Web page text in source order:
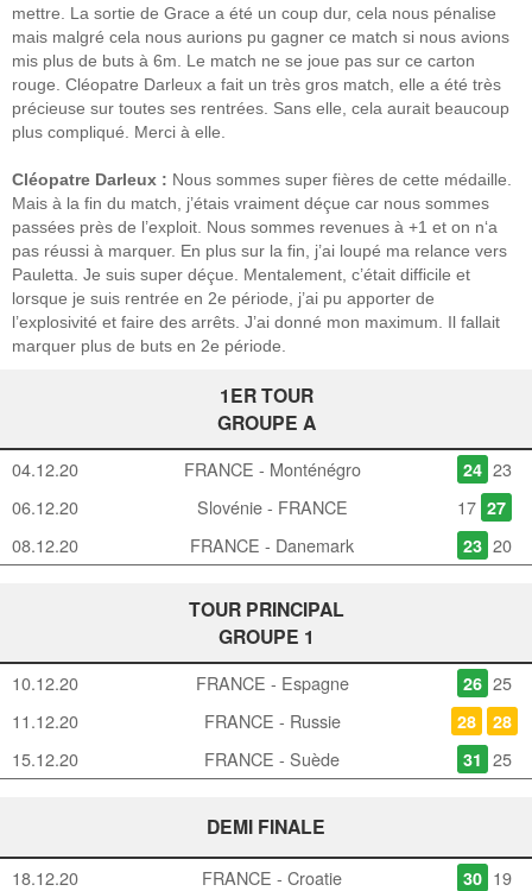
mettre. La sortie de Grace a été un coup dur, cela nous pénalise
mais malgré cela nous aurions pu gagner ce match si nous avions
mis plus de buts à 6m. Le match ne se joue pas sur ce carton
rouge. Cléopatre Darleux a fait un très gros match, elle a été très
précieuse sur toutes ses rentrées. Sans elle, cela aurait beaucoup
plus compliqué. Merci à elle.
Cléopatre Darleux : Nous sommes super fières de cette médaille.
Mais à la fin du match, j’étais vraiment déçue car nous sommes
passées près de l’exploit. Nous sommes revenues à +1 et on n‘a
pas réussi à marquer. En plus sur la fin, j’ai loupé ma relance vers
Pauletta. Je suis super déçue. Mentalement, c’était difficile et
lorsque je suis rentrée en 2e période, j’ai pu apporter de
l’explosivité et faire des arrêts. J’ai donné mon maximum. Il fallait
marquer plus de buts en 2e période.
1ER TOUR
GROUPE A
04.12.20 FRANCE - Monténégro 24 23
06.12.20
Slovénie - FRANCE 17 27
08.12.20 FRANCE - Danemark 23 20
TOUR PRINCIPAL
GROUPE 1
10.12.20 FRANCE - Espagne 26 25
11.12.20
FRANCE - Russie 28 28
15.12.20 FRANCE - Suède 31 25
DEMI FINALE
18.12.20 FRANCE - Croatie 30 19